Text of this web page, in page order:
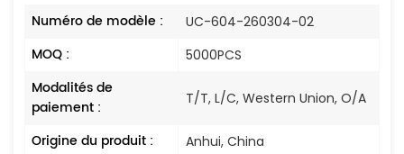
Numéro de modèle : UC-604-260304-02
MOQ : 5000PCS
Modalités de
paiement :
T/T, L/C, Western Union, O/A
Origine du produit : Anhui, China